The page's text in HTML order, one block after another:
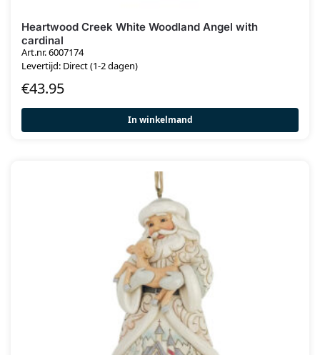
Heartwood Creek White Woodland Angel with
cardinal
Art.nr. 6007174
Levertijd: Direct (1-2 dagen)
€43.95
In winkelmand